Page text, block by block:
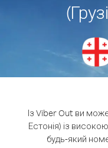
Із Viber Out ви
Естонія) із
будь-який